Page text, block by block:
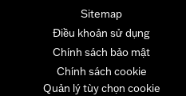
Sitemap
Điều khoản sử dụng
Chính sách bảo mật
Chính sách cookie
Quản lý tùy chọn cookie